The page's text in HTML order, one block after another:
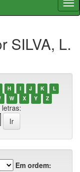
SILVA, L.
H I J K
L
W X Y Z
Em ordem: